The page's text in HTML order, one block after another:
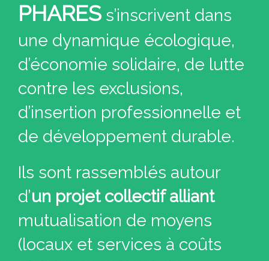
PHARES s’inscrivent dans
une dynamique écologique,
d’économie solidaire, de lutte
contre les exclusions,
d’insertion professionnelle et
de développement durable.
Ils sont rassemblés autour
d’un projet collectif alliant
mutualisation de moyens
(locaux et services à coûts